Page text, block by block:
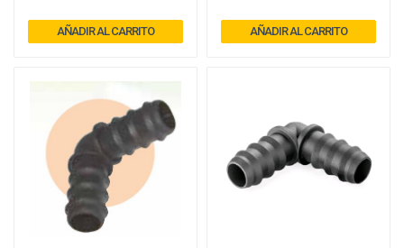
AÑADIR AL CARRITO AÑADIR AL CARRITO